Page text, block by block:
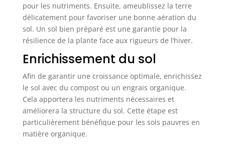
pour les nutriments. Ensuite, ameublissez la terre
délicatement pour favoriser une bonne aération du
sol. Un sol bien préparé est une garantie pour la
résilience de la plante face aux rigueurs de l’hiver.
Enrichissement du sol
Afin de garantir une croissance optimale, enrichissez
le sol avec du compost ou un engrais organique.
Cela apportera les nutriments nécessaires et
améliorera la structure du sol. Cette étape est
particulièrement bénéfique pour les sols pauvres en
matière organique.